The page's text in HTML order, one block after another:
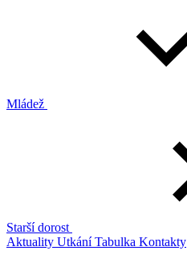
Mládež
Starší dorost
Aktuality UtkáníTabulka Kontakty